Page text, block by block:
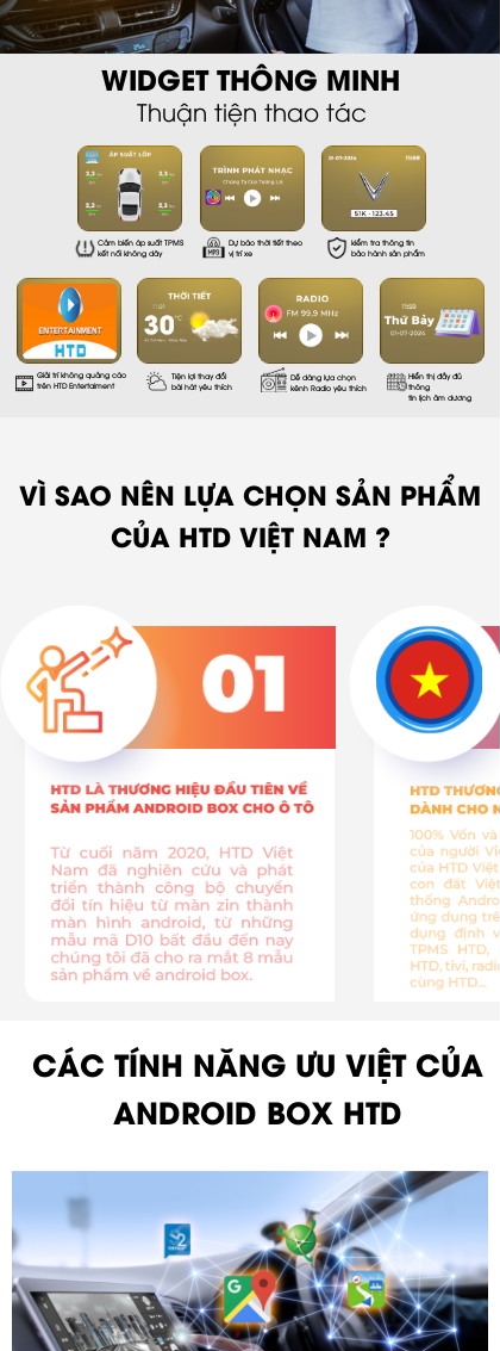
WIDGET THÔNG MINH
Thuận tiện thao tác
Cảm biến áp suất TPMS
kết nối không dây
Tiện lợi thay đổi
bài hát yêu thích
kiểm tra thông tin
bảo hành sản phẩm
Hiển thị đầy đủ
thông
tin lịch âm dương
Dễ dàng lựa chọn
kênh Radio yêu thích
Dự báo thời tiết theo
vị trí xe
Giải trí không quảng cáo
trên HTD Entertaiment
VÌ SAO NÊN LỰA CHỌN SẢN PHẨM
CỦA HTD VIỆT NAM ?
CÁC TÍNH NĂNG ƯU VIỆT CỦA
ANDROID BOX HTD